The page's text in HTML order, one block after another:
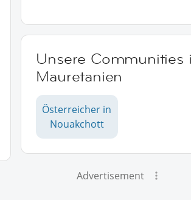
Unsere Communities
Mauretanien
Österreicher in
Nouakchott
Advertisement